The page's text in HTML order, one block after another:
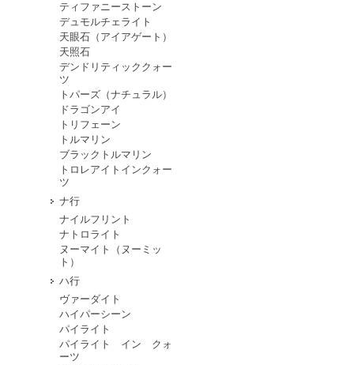
ティファニーストーン
デュモルチェライト
天眼石（アイアゲート）
天照石
デンドリティッククォー
ツ
トパーズ（ナチュラル）
ドラゴンアイ
トリフェーン
トルマリン
ブラックトルマリン
トロレアイトインクォー
ツ
ナ行
ナイルフリント
ナトロライト
ヌーマイト（ヌーミッ
ト）
ハ行
ヴァーダイト
ハイパーシーン
パイライト
パイライト イン クォ
ーツ